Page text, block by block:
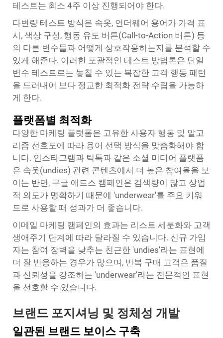
테스트는 최소 4주 이상 진행되어야 한다.
다변량 테스트 방식은 속옷, 언더웨어 용어가 가격 표
시, 색상 구성, 행동 유도 버튼(Call-to-Action 버튼) 등
의 다른 변수들과 어떻게 상호작용하는지를 분석할 수
있게 해준다. 이러한 포괄적인 테스트 방법론은 단일
변수 테스트로는 놓칠 수 있는 복잡한 고객 행동 패턴
을 드러내어 보다 정교한 최적화 전략 수립을 가능하
게 한다.
플랫폼별 최적화
다양한 마케팅 플랫폼은 고유한 사용자 행동 및 알고
리즘 선호도에 따라 용어 선택 방식을 맞춤화해야 합
니다. 인스타그램과 틱톡과 같은 소셜 미디어 플랫폼
은 속옷(undies) 관련 콘텐츠에서 더 높은 참여율을 보
이는 반면, 구글 애드스 캠페인은 검색량이 많고 상업
적 의도가 명확하기 때문에 'underwear'를 주요 키워
드로 사용할 때 성과가 더 좋습니다.
이메일 마케팅 캠페인의 효과는 리스트 세분화와 고객
생애주기 단계에 따라 달라질 수 있습니다. 신규 가입
자는 참여 장벽을 낮추는 친근한 'undies'라는 표현에
더 잘 반응하는 경우가 많으며, 반복 구매 고객은 품질
과 신뢰성을 강조하는 'underwear'라는 전문적인 표현
을 선호할 수 있습니다.
브랜드 포지셔닝 및 정체성 개발
일관된 브랜드 보이스 구축